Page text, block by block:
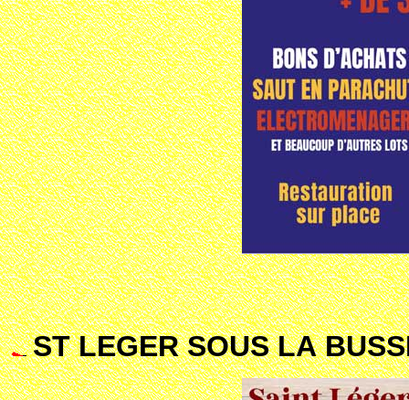
ST LEGER SOUS LA